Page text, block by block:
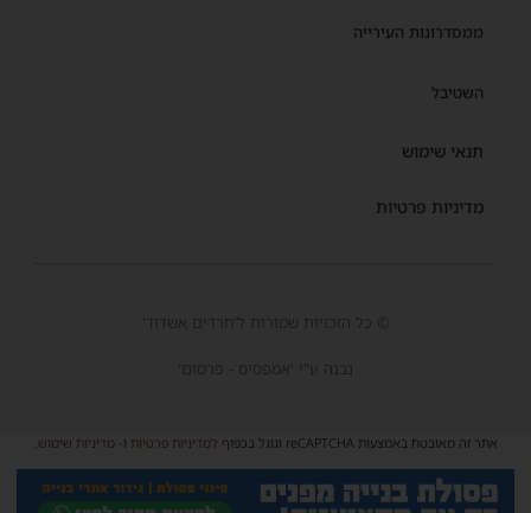
ממסדרונות העירייה
השטיבל
תנאי שימוש
מדיניות פרטיות
© כל הזכויות שמורות ל'חרדים אשדוד'
נבנה ע"י 'אמפסיס - פרסום'
אתר זה מאובטח באמצעות reCAPTCHA וגוגל בכפוף למדיניות פרטיות ו-מדיניות שימוש.